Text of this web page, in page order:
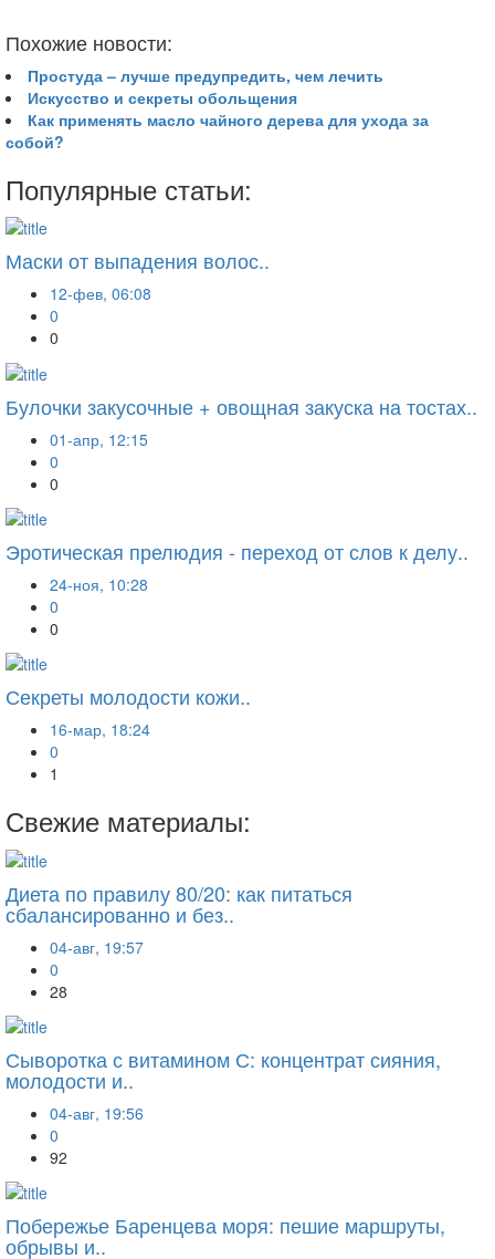
Похожие новости:
Простуда – лучше предупредить, чем лечить
Искусство и секреты обольщения
Как применять масло чайного дерева для ухода за
собой?
Популярные статьи:
Маски от выпадения волос..
12-фев, 06:08
0
0
Булочки закусочные + овощная закуска на тостах..
01-апр, 12:15
0
0
Эротическая прелюдия - переход от слов к делу..
24-ноя, 10:28
0
0
Секреты молодости кожи..
16-мар, 18:24
0
1
Свежие материалы:
Диета по правилу 80/20: как питаться
сбалансированно и без..
04-авг, 19:57
0
28
Сыворотка с витамином С: концентрат сияния,
молодости и..
04-авг, 19:56
0
92
Побережье Баренцева моря: пешие маршруты,
обрывы и..